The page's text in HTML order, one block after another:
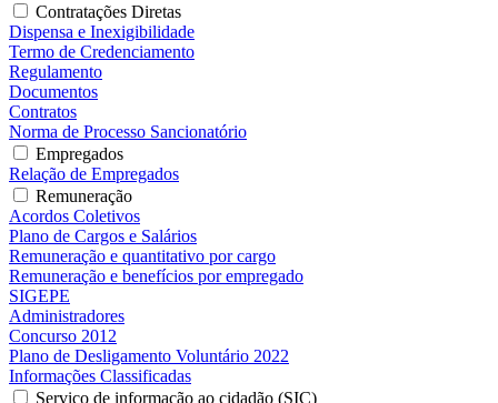
Contratações Diretas
Dispensa e Inexigibilidade
Termo de Credenciamento
Regulamento
Documentos
Contratos
Norma de Processo Sancionatório
Empregados
Relação de Empregados
Remuneração
Acordos Coletivos
Plano de Cargos e Salários
Remuneração e quantitativo por cargo
Remuneração e benefícios por empregado
SIGEPE
Administradores
Concurso 2012
Plano de Desligamento Voluntário 2022
Informações Classificadas
Serviço de informação ao cidadão (SIC)